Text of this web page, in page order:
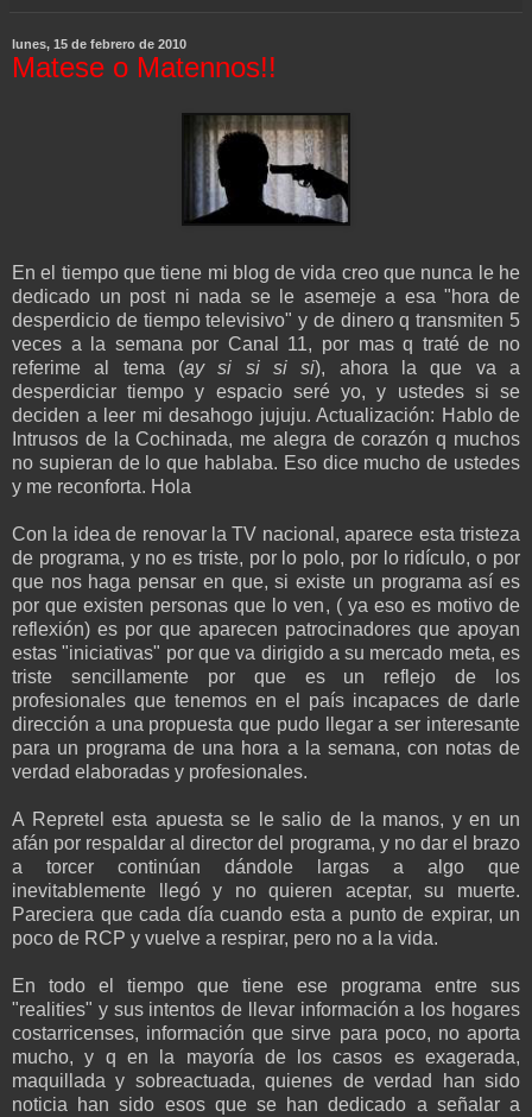
lunes, 15 de febrero de 2010
Matese o Matennos!!
En el tiempo que tiene mi blog de vida creo que nunca le he
dedicado un post ni nada se le asemeje a esa "hora de
desperdicio de tiempo televisivo" y de dinero q transmiten 5
veces a la semana por Canal 11, por mas q traté de no
referime al tema (ay si si si si), ahora la que va a
desperdiciar tiempo y espacio seré yo, y ustedes si se
deciden a leer mi desahogo jujuju. Actualización: Hablo de
Intrusos de la Cochinada, me alegra de corazón q muchos
no supieran de lo que hablaba. Eso dice mucho de ustedes
y me reconforta. Hola
Con la idea de renovar la TV nacional, aparece esta tristeza
de programa, y no es triste, por lo polo, por lo ridículo, o por
que nos haga pensar en que, si existe un programa así es
por que existen personas que lo ven, ( ya eso es motivo de
reflexión) es por que aparecen patrocinadores que apoyan
estas "iniciativas" por que va dirigido a su mercado meta, es
triste sencillamente por que es un reflejo de los
profesionales que tenemos en el país incapaces de darle
dirección a una propuesta que pudo llegar a ser interesante
para un programa de una hora a la semana, con notas de
verdad elaboradas y profesionales.
A Repretel esta apuesta se le salio de la manos, y en un
afán por respaldar al director del programa, y no dar el brazo
a torcer continúan dándole largas a algo que
inevitablemente llegó y no quieren aceptar, su muerte.
Pareciera que cada día cuando esta a punto de expirar, un
poco de RCP y vuelve a respirar, pero no a la vida.
En todo el tiempo que tiene ese programa entre sus
"realities" y sus intentos de llevar información a los hogares
costarricenses, información que sirve para poco, no aporta
mucho, y q en la mayoría de los casos es exagerada,
maquillada y sobreactuada, quienes de verdad han sido
noticia han sido esos que se han dedicado a señalar a